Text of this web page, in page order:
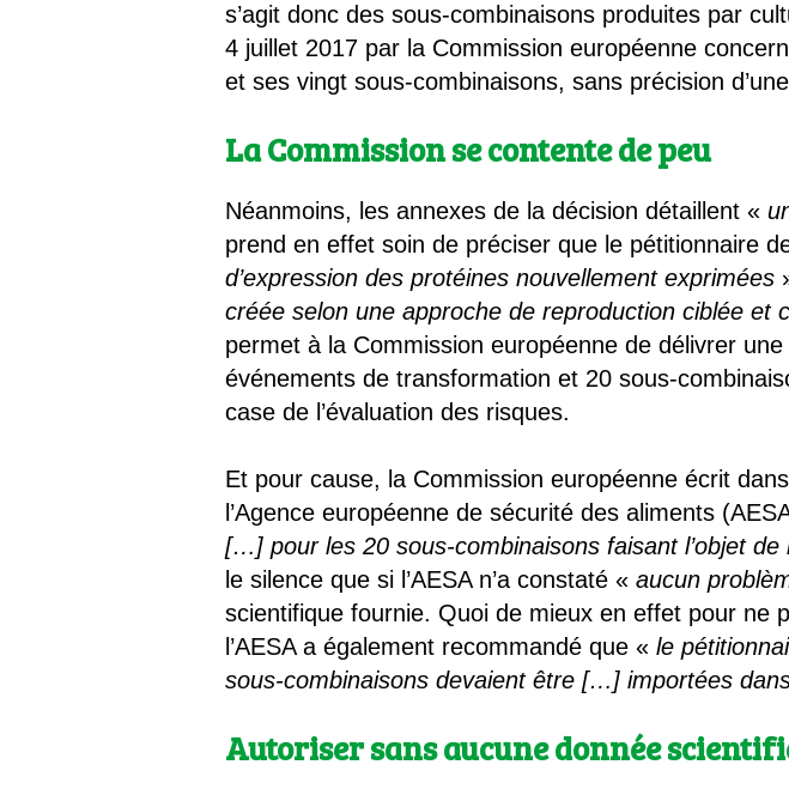
s’agit donc des sous-combinaisons produites par
4 juillet 2017 par la Commission européenne
et ses vingt sous-combinaisons, sans précision
La Commission se contente de peu
Néanmoins, les annexes de la décision détaillent «
prend en effet soin de préciser que le pétitionnaire
d’expression des protéines nouvellement exprimées
créée selon une approche de reproduction ciblée et
permet à la Commission européenne de délivrer
événements de transformation et 20 sous-
case de l’évaluation des risques.
Et pour cause, la Commission européenne écrit
l’Agence européenne de sécurité des aliments
[…] pour les 20 sous-combinaisons faisant l’objet de
le silence que si l’AESA n’a constaté «aucun
scientifique fournie. Quoi de mieux en effet pour
l’AESA a également recommandé que «le
sous-combinaisons devaient être […] importées
Autoriser sans aucune donnée